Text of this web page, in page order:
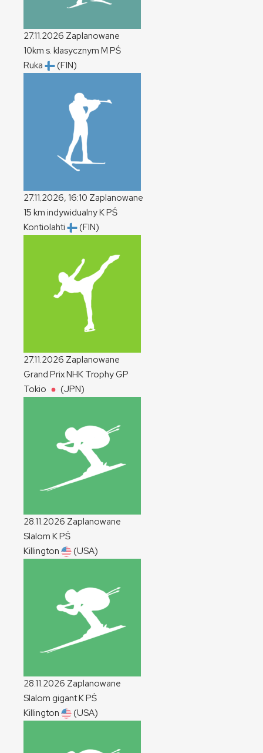
27.11.2026 Zaplanowane
10km s. klasycznym M PŚ
Ruka
(FIN)
27.11.2026, 16:10 Zaplanowane
15 km indywidualnyKPŚ
Kontiolahti
(FIN)
27.11.2026 Zaplanowane
Grand Prix NHK TrophyGP
Tokio
(JPN)
28.11.2026 Zaplanowane
Slalom KPŚ
Killington
(USA)
28.11.2026 Zaplanowane
Slalom gigantKPŚ
Killington
(USA)